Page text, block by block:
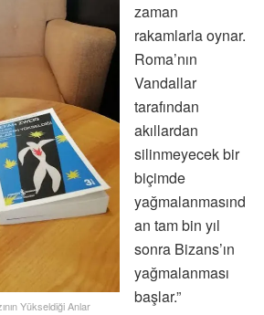
Yükseldiği Anlar
zaman
rakamlarla oynar.
Roma’nın
Vandallar
tarafından
akıllardan
silinmeyecek bir
biçimde
yağmalanmasınd
an tam bin yıl
sonra Bizans’ın
yağmalanması
başlar.”